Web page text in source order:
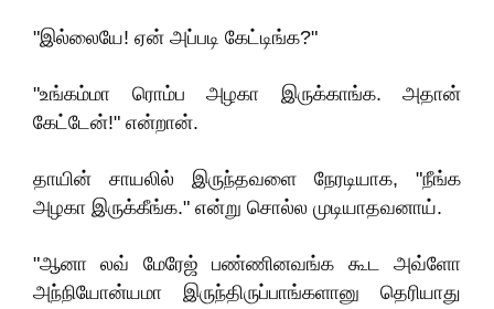
"இல்லையே! ஏன் அப்படி கேட்டிங்க?"
"உங்கம்மா ரொம்ப அழகா இருக்காங்க. அதான்
கேட்டேன்!" என்றான்.
தாயின் சாயலில் இருந்தவளை நேரடியாக, "நீங்க
அழகா இருக்கீங்க." என்று சொல்ல முடியாதவனாய்.
"ஆனா லவ் மேரேஜ் பண்ணினவங்க கூட அவ்ளோ
அந்நியோன்யமா இருந்திருப்பாங்களானு தெரியாது